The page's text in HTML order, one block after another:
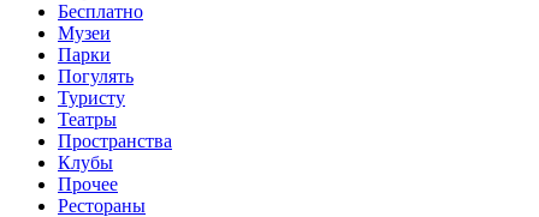
Бесплатно
Музеи
Парки
Погулять
Туристу
Театры
Пространства
Клубы
Прочее
Рестораны